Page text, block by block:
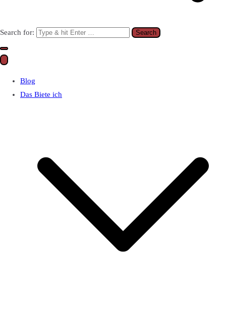
Search for:
Blog
Das Biete ich